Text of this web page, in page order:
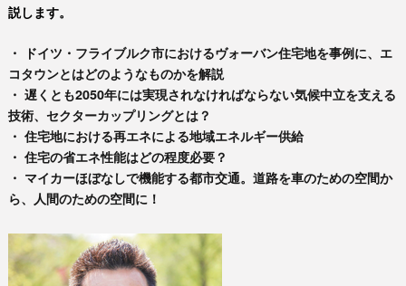
説します。
・ ドイツ・フライブルク市におけるヴォーバン住宅地を事例に、エ
コタウンとはどのようなものかを解説
・ 遅くとも2050年には実現されなければならない気候中立を支える
技術、セクターカップリングとは？
・ 住宅地における再エネによる地域エネルギー供給
・ 住宅の省エネ性能はどの程度必要？
・ マイカーほぼなしで機能する都市交通。道路を車のための空間か
ら、人間のための空間に！